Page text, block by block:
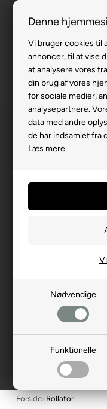
Denne
Vi bruger cookies til
annoncer, til at vise
at analysere vores
din brug af vores
for sociale medier,
analysepartnere.
data med andre
de har indsamlet fra
Læs mere
Nødvendige
Funktionelle
Forside»Rollator